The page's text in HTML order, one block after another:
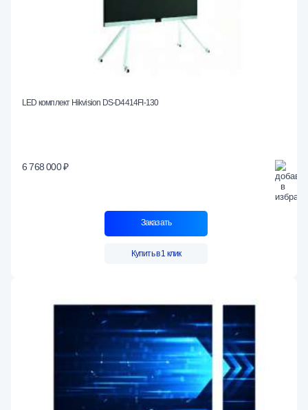
LED комплект Hikvision DS-D4414FI-130
6 768 000 ₽
Заказать
Купить в 1 клик